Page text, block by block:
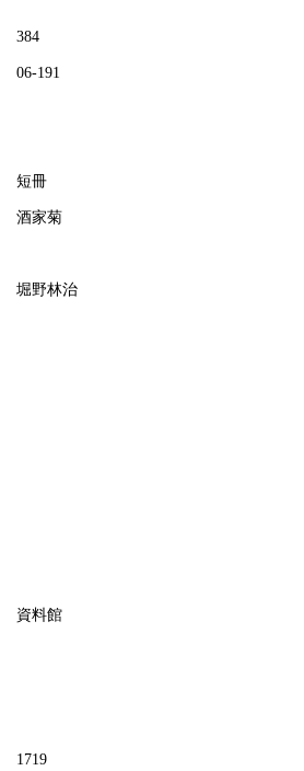
384
06-191
短冊
酒家菊
堀野林治
資料館
1719